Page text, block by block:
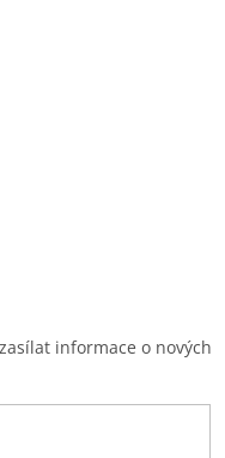
informace o nových